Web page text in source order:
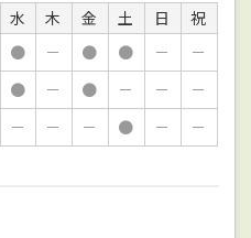
水 木 金 土 日
祝
● － ● ● －
－
● － ● － －
－
－ － － ● － －